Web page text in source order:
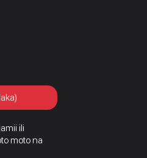
ili
moto na